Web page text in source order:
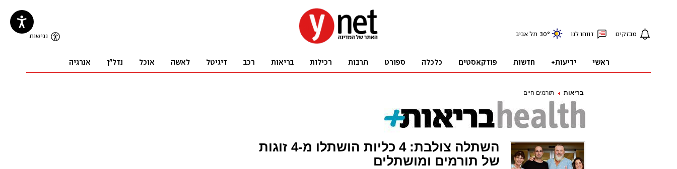
בריאות תורמים חיים
השתלה צולבת: 4 כליות הושתלו מ-4 זוגות
של תורמים ומושתלים